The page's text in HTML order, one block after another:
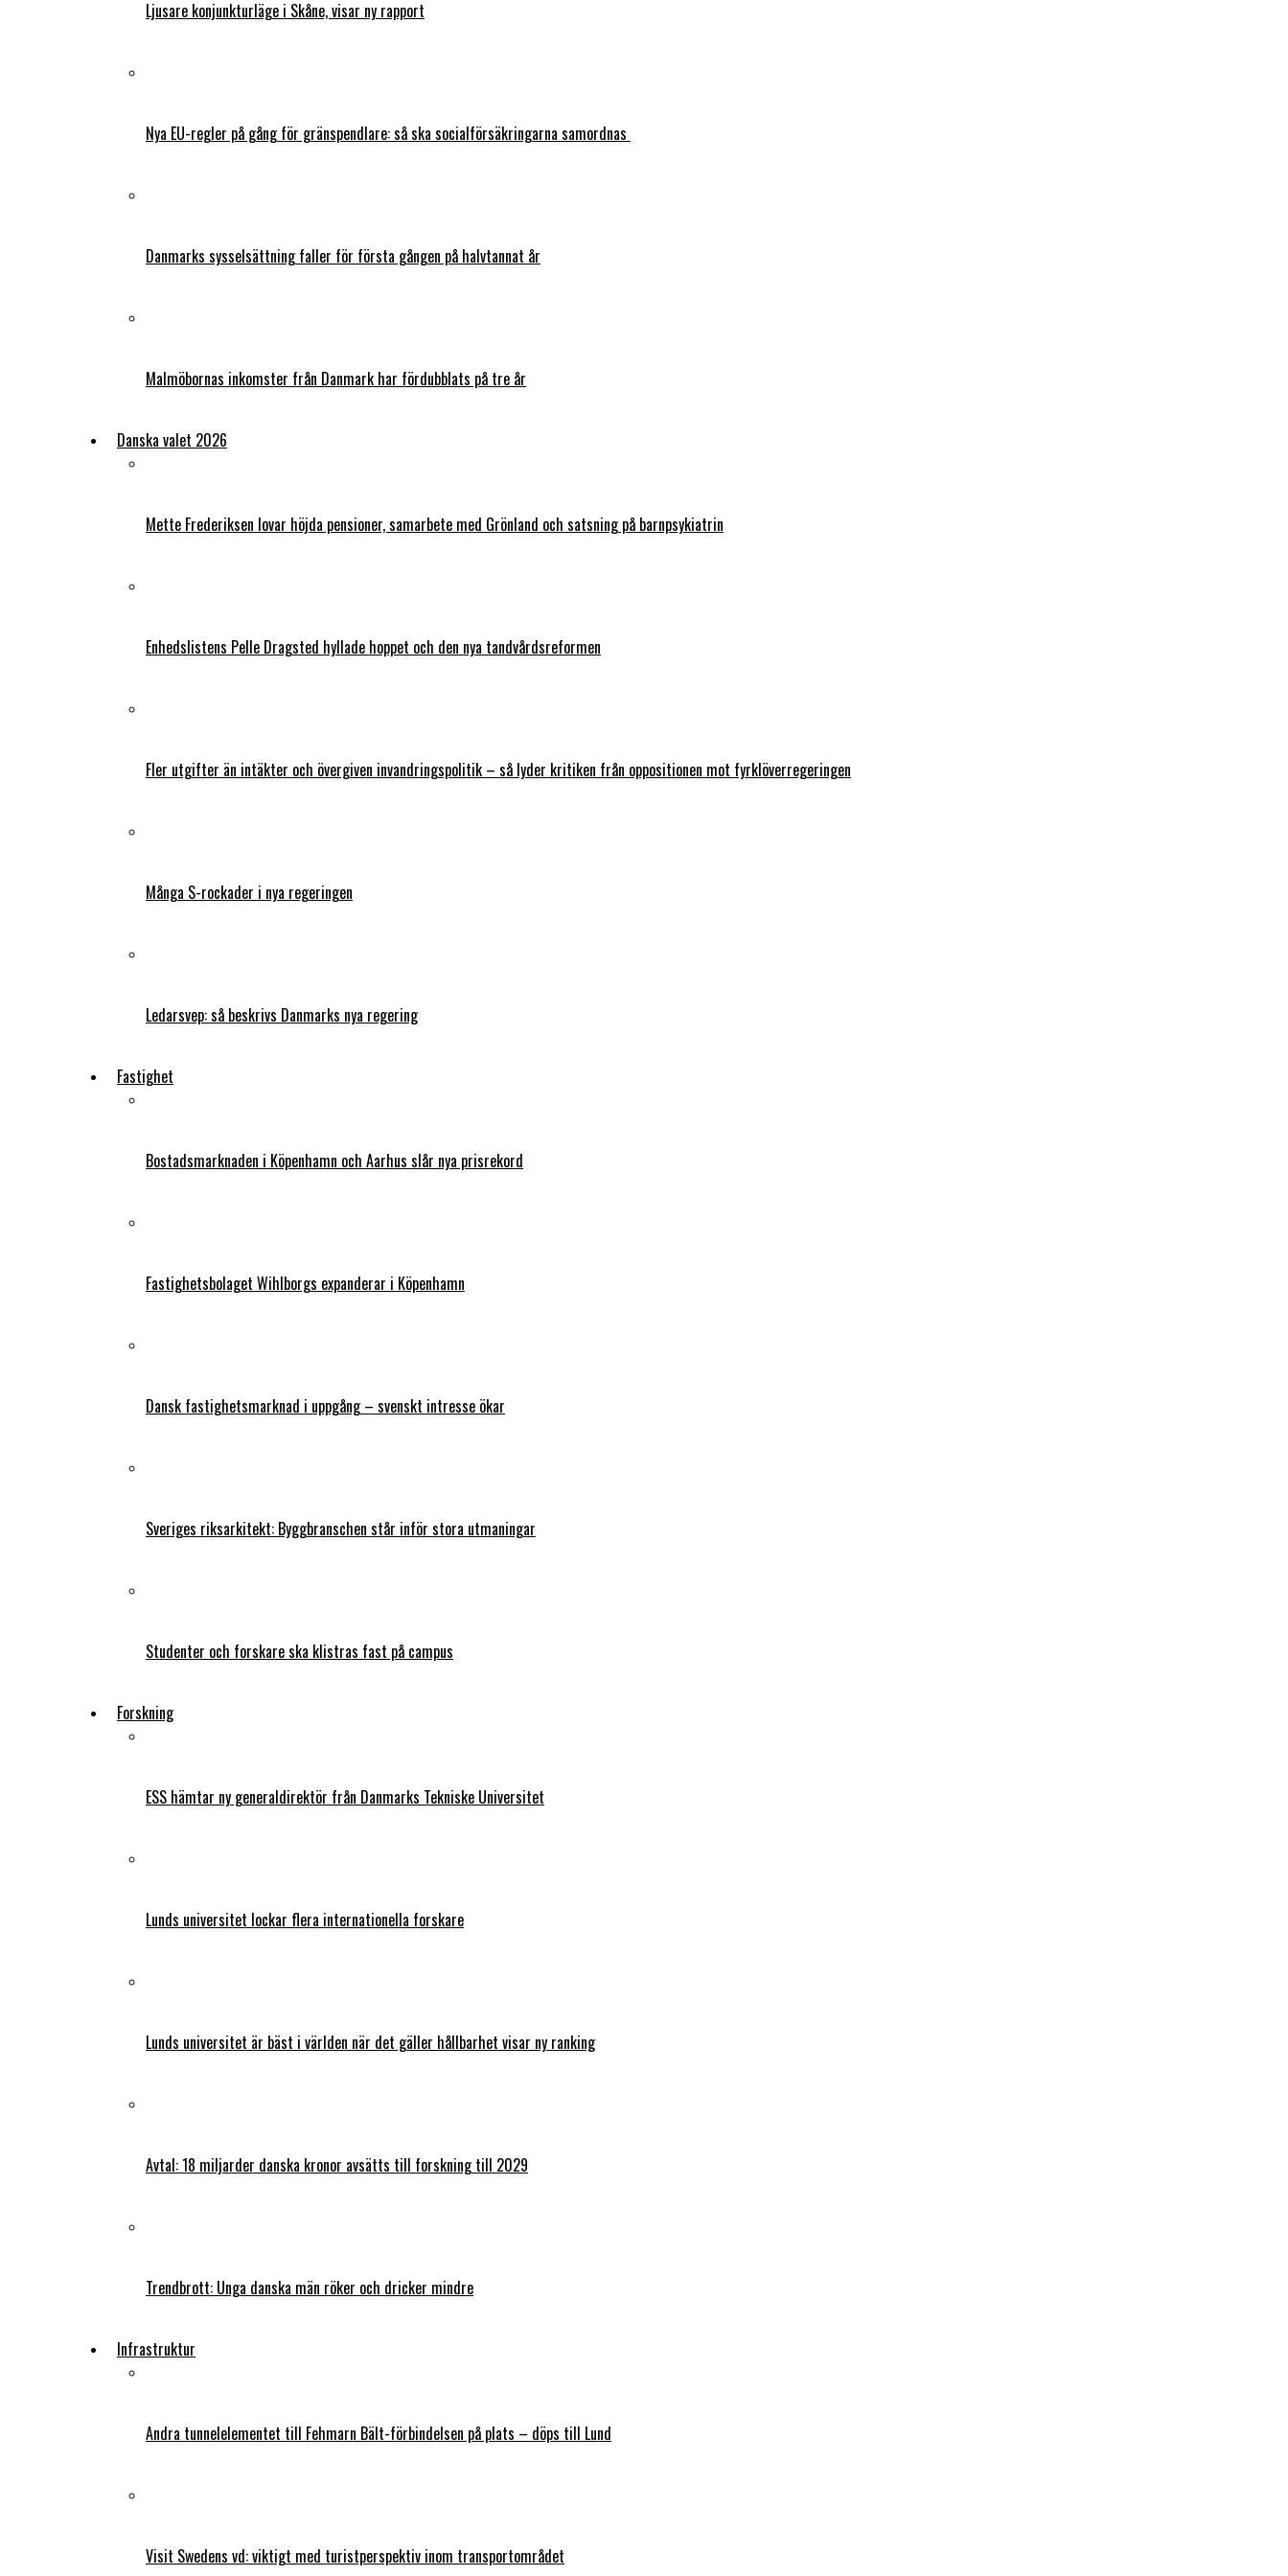
Ljusare konjunkturläge i Skåne, visar ny rapport
Nya EU-regler på gång för gränspendlare: så ska socialförsäkringarna samordnas
Danmarks sysselsättning faller för första gången på halvtannat år
Malmöbornas inkomster från Danmark har fördubblats på tre år
Danska valet 2026
Mette Frederiksen lovar höjda pensioner, samarbete med Grönland och satsning på barnpsykiatrin
Enhedslistens Pelle Dragsted hyllade hoppet och den nya tandvårdsreformen
Fler utgifter än intäkter och övergiven invandringspolitik – så lyder kritiken från oppositionen mot fyrklöverregeringen
Många S-rockader i nya regeringen
Ledarsvep: så beskrivs Danmarks nya regering
Fastighet
Bostadsmarknaden i Köpenhamn och Aarhus slår nya prisrekord
Fastighetsbolaget Wihlborgs expanderar i Köpenhamn
Dansk fastighetsmarknad i uppgång – svenskt intresse ökar
Sveriges riksarkitekt: Byggbranschen står inför stora utmaningar
Studenter och forskare ska klistras fast på campus
Forskning
ESS hämtar ny generaldirektör från Danmarks Tekniske Universitet
Lunds universitet lockar flera internationella forskare
Lunds universitet är bäst i världen när det gäller hållbarhet visar ny ranking
Avtal: 18 miljarder danska kronor avsätts till forskning till 2029
Trendbrott: Unga danska män röker och dricker mindre
Infrastruktur
Andra tunnelelementet till Fehmarn Bält-förbindelsen på plats – döps till Lund
Visit Swedens vd: viktigt med turistperspektiv inom transportområdet